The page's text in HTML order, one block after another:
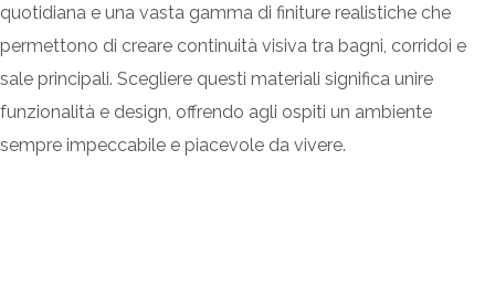
quotidiana e una vasta gamma di finiture realistiche che
permettono di creare continuità visiva tra bagni, corridoi e
sale principali. Scegliere questi materiali significa unire
funzionalità e design, offrendo agli ospiti un ambiente
sempre impeccabile e piacevole da vivere.